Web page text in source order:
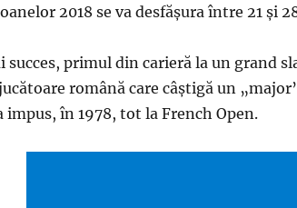
2018 se va desfăşura între 21 şi
succes, primul din carieră la un grand
română care câştigă un
impus, în 1978, tot la French Open.